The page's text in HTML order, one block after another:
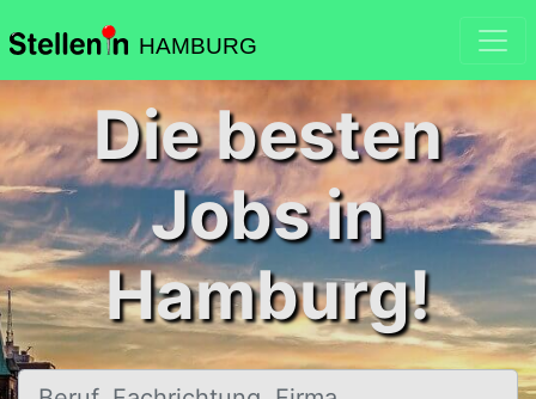
HAMBURG
Die besten
Jobs in
Hamburg!
Beruf, Fachrichtung, Firma